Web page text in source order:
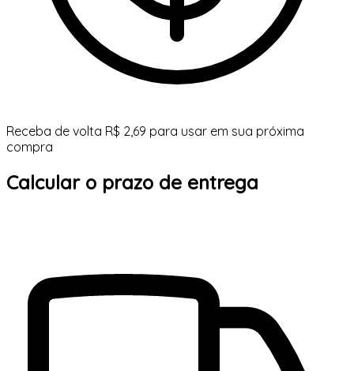
Receba de volta R$ 2,69 para usar em sua próxima
compra
Calcular o prazo de entrega